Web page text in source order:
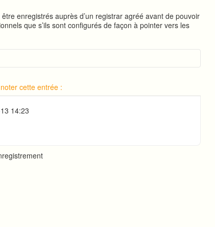
enregistrés auprès d’un registrar agréé avant de pouvoir
que s’ils sont configurés de façon à pointer vers les
à cPanel
cette entrée :
14:23